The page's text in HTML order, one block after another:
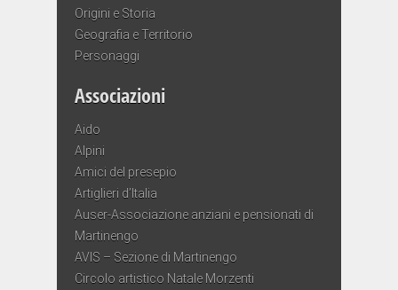
Origini e Storia
Geografia e Territorio
Personaggi
Associazioni
Aido
Alpini
Amici del presepio
Artiglieri d’Italia
Auser-Associazione anziani e pensionati di
Martinengo
AVIS – Sezione di Martinengo
Circolo artistico Natale Morzenti